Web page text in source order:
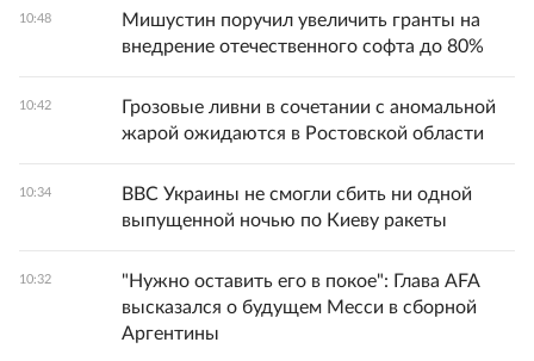
10:48
Мишустин поручил увеличить гранты на
внедрение отечественного софта до 80%
10:42
Грозовые ливни в сочетании с аномальной
жарой ожидаются в Ростовской области
10:34
ВВС Украины не смогли сбить ни одной
выпущенной ночью по Киеву ракеты
10:32
"Нужно оставить его в покое": Глава AFA
высказался о будущем Месси в сборной
Аргентины